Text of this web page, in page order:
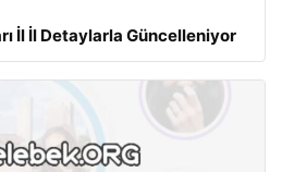
İl İl Detaylarla Güncelleniyor